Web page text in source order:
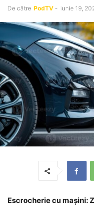
De către PodTV - iunie 19,
Escrocherie cu mașini: